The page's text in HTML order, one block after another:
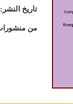
تاريخ النشر:
من